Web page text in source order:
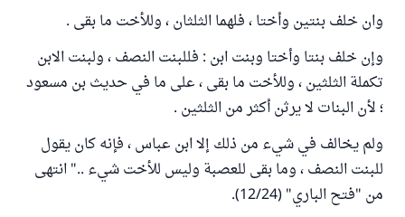
وان خلف بنتين وأختا ، فلهما الثلثان ، وللأخت ما بقى .
وإن خلف بنتا وأختا وبنت ابن : فللبنت النصف ، ولبنت الابن
تكملة الثلثين ، وللأخت ما بقى ، على ما في حديث بن مسعود
؛ لأن البنات لا يرثن أكثر من الثلثين .
ولم يخالف في شيء من ذلك إلا ابن عباس ، فإنه كان يقول
للبنت النصف ، وما بقى للعصبة وليس للأخت شيء .." انتهى
من "فتح الباري" (12/24).